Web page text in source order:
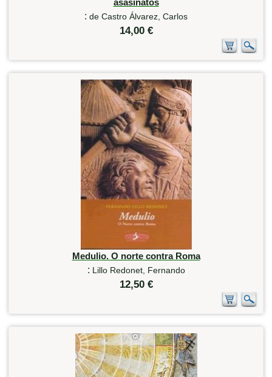
: de Castro Álvarez, Carlos
14,00 €
Medulio. O norte contra Roma
: Lillo Redonet, Fernando
12,50 €